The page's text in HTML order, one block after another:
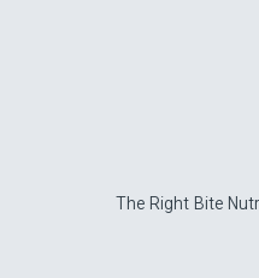
The Right Bite